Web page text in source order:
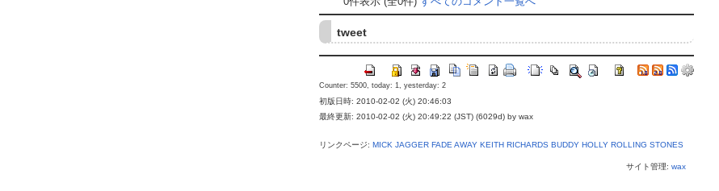
tweet
Counter: 5500, today: 1, yesterday: 2
初版日時: 2010-02-02 (火) 20:46:03
最終更新: 2010-02-02 (火) 20:49:22 (JST) (6029d) by wax
リンクページ: MICK JAGGER FADE AWAY KEITH RICHARDS BUDDY HOLLY ROLLING STONES
サイト管理: wax